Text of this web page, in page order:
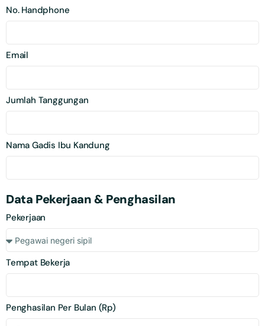
No. Handphone
Email
Jumlah Tanggungan
Nama Gadis Ibu Kandung
Data Pekerjaan & Penghasilan
Pekerjaan
Tempat Bekerja
Penghasilan Per Bulan (Rp)